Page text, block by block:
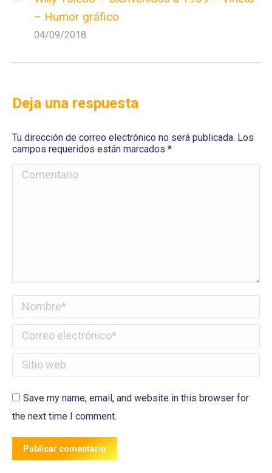
– Humor gráfico
04/09/2018
Deja una respuesta
Tu dirección de correo electrónico no será publicada. Los
campos requeridos están marcados *
Comentario
Nombre *
Correo electrónico *
Sitio web
Save my name, email, and website in this browser for
the next time I comment.
Publicar comentario